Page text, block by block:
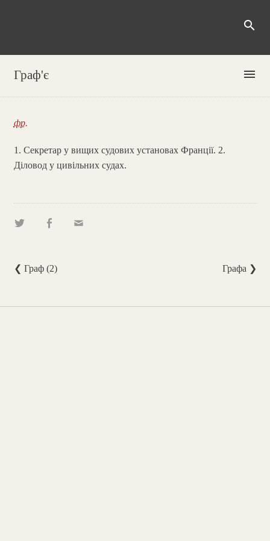
search
Граф'є menu
фр.
1. Секретар у вищих судових установах Франції. 2.
Діловод у цивільних судах.
❮ Граф (2) Графа ❯